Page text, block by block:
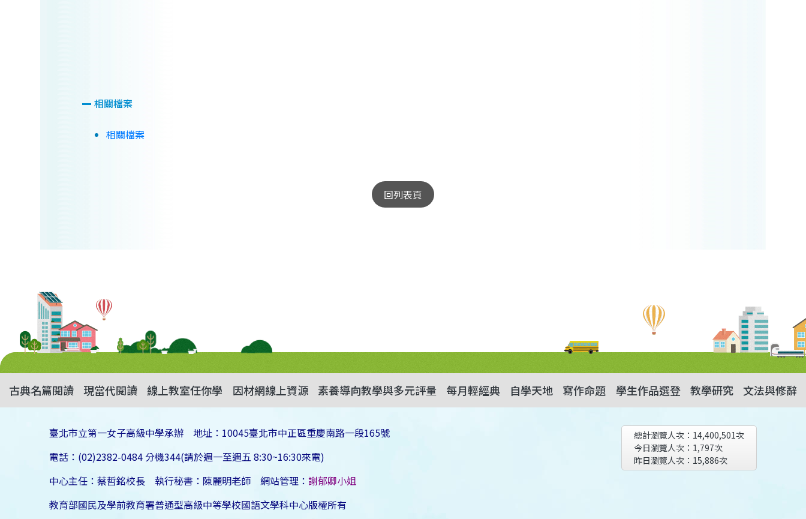
相關檔案
相關檔案
回列表頁
古典名篇閱讀 現當代閱讀 線上教室任你學 因材網線上資源 素養導向教學與多元評量 每月輕經典 自學天地 寫作命題 學生作品選登 教學研究 文法與修辭
臺北市立第一女子高級中學承辦 地址：10045臺北市中正區重慶南路一段165號
電話：(02)2382-0484 分機344(請於週一至週五 8:30~16:30來電)
中心主任：蔡哲銘校長 執行秘書：陳麗明老師 網站管理：謝郁卿小姐
教育部國民及學前教育署普通型高級中等學校國語文學科中心版權所有
總計瀏覽人次： 14,400,501次
今日瀏覽人次： 1,797次
昨日瀏覽人次： 15,886次